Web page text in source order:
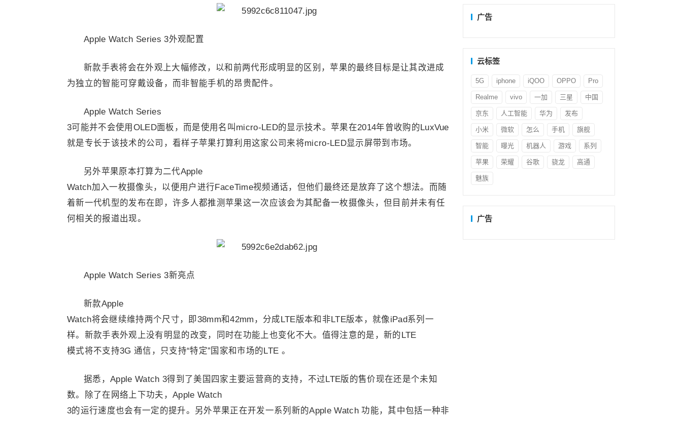
Apple Watch Series 3外观配置
新款手表将会在外观上大幅修改，以和前两代形成明显的区别，苹果的最终目标是让其改进成
为独立的智能可穿戴设备，而非智能手机的昂贵配件。
Apple Watch Series
3可能并不会使用OLED面板，而是使用名叫micro-LED的显示技术。苹果在2014年曾收购的LuxVue
就是专长于该技术的公司，看样子苹果打算利用这家公司来将micro-LED显示屏带到市场。
另外苹果原本打算为二代Apple
Watch加入一枚摄像头，以便用户进行FaceTime视频通话，但他们最终还是放弃了这个想法。而随
着新一代机型的发布在即，许多人都推测苹果这一次应该会为其配备一枚摄像头，但目前并未有任
何相关的报道出现。
Apple Watch Series 3新亮点
新款Apple
Watch将会继续维持两个尺寸，即38mm和42mm，分成LTE版本和非LTE版本，就像iPad系列一
样。新款手表外观上没有明显的改变，同时在功能上也变化不大。值得注意的是，新的LTE
模式将不支持3G 通信，只支持“特定”国家和市场的LTE 。
据悉，Apple Watch 3得到了美国四家主要运营商的支持，不过LTE版的售价现在还是个未知
数。除了在网络上下功夫，Apple Watch
3的运行速度也会有一定的提升。另外苹果正在开发一系列新的Apple Watch 功能，其中包括一种非
广告
云标签
5G iphone iQOO OPPO Pro
Realme vivo 一加 三星 中国
京东 人工智能 华为 发布
小米 微软 怎么 手机 旗舰
智能 曝光 机器人 游戏 系列
苹果 荣耀 谷歌 骁龙 高通
魅族
广告